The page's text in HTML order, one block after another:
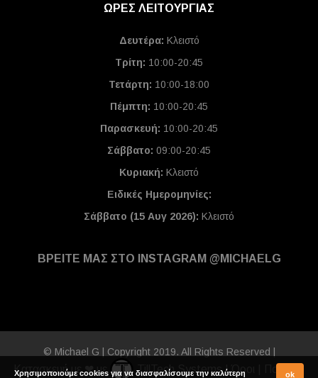
ΩΡΕΣ ΛΕΙΤΟΥΡΓΙΑΣ
Δευτέρα: Κλειστό
Τρίτη: 10:00-20:45
Τετάρτη: 10:00-18:00
Πέμπτη: 10:00-20:45
Παρασκευή: 10:00-20:45
Σάββατο: 09:00-20:45
Κυριακή: Κλειστό
Ειδικές Ημερομηνίες:
Σάββατο (15 Αυγ 2026): Κλειστό
ΒΡΕΙΤΕ ΜΑΣ ΣΤΟ INSTAGRAM @MICHAELG
© Michael G | Copyright 2019. All Rights Reserved |
Κατασκευή με ❤ με TillTech Systems|Όροι Πολιτική
Χρησιμοποιούμε cookies για να διασφαλίσουμε την καλύτερη ok